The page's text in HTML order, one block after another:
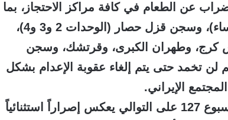
عن الطعام في كافة مراكز الاحتجاز، بما
في ذلك سجن إيفين (أجنحة الرجال والنساء)، وسجن قزل حصار (الوحدات 2 و3 و4)،
كرج، وطهران الكبرى، وقرتشك، وسجن
تخمد حتى يتم إلغاء عقوبة الإعدام بشكل
الإيراني.
إن استمرار حملة “الثلاثاء لا للإعدام” للأسبوع 127 على التوالي يعكس إصراراً استثنائياً